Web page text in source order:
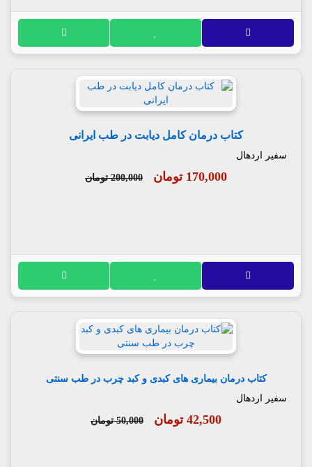
کتاب درمان کامل دیابت در طب ایرانی
سفیر اردهال
170,000 تومان 200,000 تومان
کتاب درمان بیماری های کبدی و کبد چرب در طب سنتی
سفیر اردهال
42,500 تومان 50,000 تومان